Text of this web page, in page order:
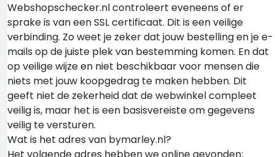
Webshopschecker.nl controleert eveneens of er
sprake is van een SSL certificaat. Dit is een veilige
verbinding. Zo weet je zeker dat jouw bestelling en je e-
mails op de juiste plek van bestemming komen. En dat
op veilige wijze en niet beschikbaar voor mensen die
niets met jouw koopgedrag te maken hebben. Dit
geeft niet de zekerheid dat de webwinkel compleet
veilig is, maar het is een basisvereiste om gegevens
veilig te versturen.
Wat is het adres van bymarley.nl?